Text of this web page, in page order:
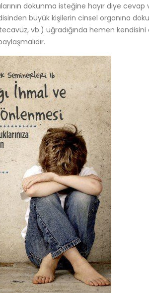
dokunma isteğine hayır diye cevap
büyük kişilerin cinsel organına
vb.) uğradığında hemen